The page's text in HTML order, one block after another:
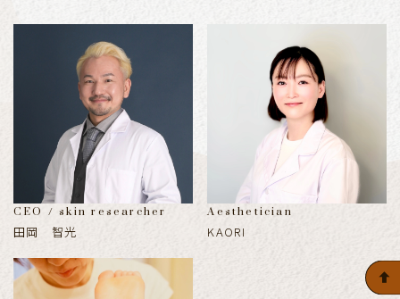
CEO / skin researcher
田岡 智光
Aesthetician
KAORI